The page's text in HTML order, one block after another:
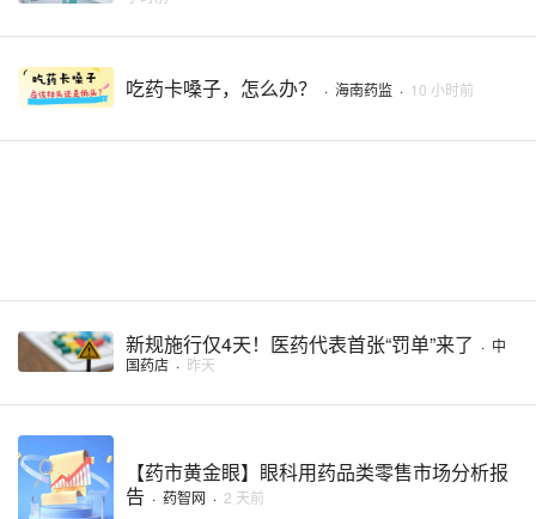
吃药卡嗓子，怎么办？ · 海南药监 · 10 小时前
新规施行仅4天！医药代表首张“罚单”来了 · 中
国药店 · 昨天
【药市黄金眼】眼科用药品类零售市场分析报
告 · 药智网 · 2 天前